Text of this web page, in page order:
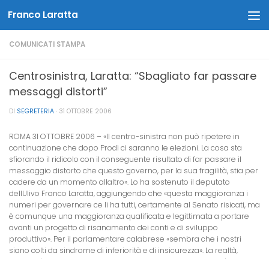
Salta al contenuto
Franco Laratta
COMUNICATI STAMPA
Centrosinistra, Laratta: “Sbagliato far passare
messaggi distorti”
DI SEGRETERIA · 31 OTTOBRE 2006
ROMA 31 OTTOBRE 2006 – «Il centro-sinistra non può ripetere in
continuazione che dopo Prodi ci saranno le elezioni. La cosa sta
sfiorando il ridicolo con il conseguente risultato di far passare il
messaggio distorto che questo governo, per la sua fragilità, stia per
cadere da un momento allaltro». Lo ha sostenuto il deputato
dellUlivo Franco Laratta, aggiungendo che «questa maggioranza i
numeri per governare ce li ha tutti, certamente al Senato risicati, ma
è comunque una maggioranza qualificata e legittimata a portare
avanti un progetto di risanamento dei conti e di sviluppo
produttivo». Per il parlamentare calabrese «sembra che i nostri
siano colti da sindrome di inferiorità e di insicurezza». La realtà,